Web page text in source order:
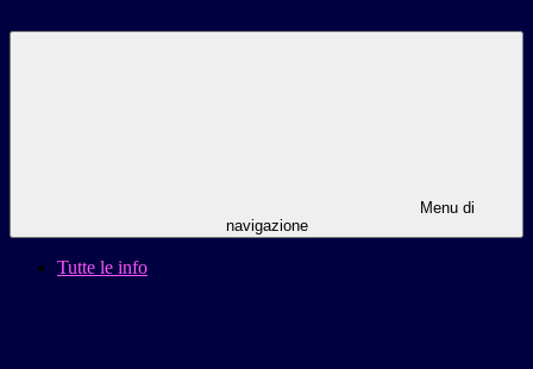
Menu di
navigazione
Tutte le info